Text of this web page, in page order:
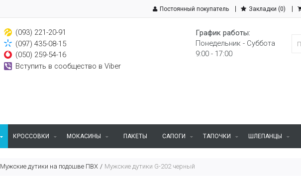
Постоянный покупатель Закладки (0)
(093) 221-20-91
(097) 435-08-15
(050) 259-54-16
Вступить в сообщество в Viber
График работы:
Понедельник - Суббота
9:00 - 17:00
КРОССОВКИ МОКАСИНЫ ПАКЕТЫ САПОГИ ТАПОЧКИ ШЛЕПАНЦЫ
Мужские дутики на подошве ПВХ Мужские дутики G-202 черный